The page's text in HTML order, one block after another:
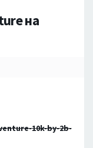
на
10k-by-2b-